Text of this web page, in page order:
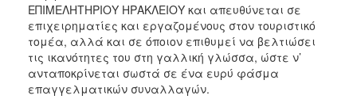
ΕΠΙΜΕΛΗΤΗΡΙΟΥ ΗΡΑΚΛΕΙΟΥ και απευθύνεται σε
επιχειρηματίες και εργαζομένους στον τουριστικό
τομέα, αλλά και σε όποιον επιθυμεί να βελτιώσει
τις ικανότητες του στη γαλλική γλώσσα, ώστε ν’
ανταποκρίνεται σωστά σε ένα ευρύ φάσμα
επαγγελματικών συναλλαγών.